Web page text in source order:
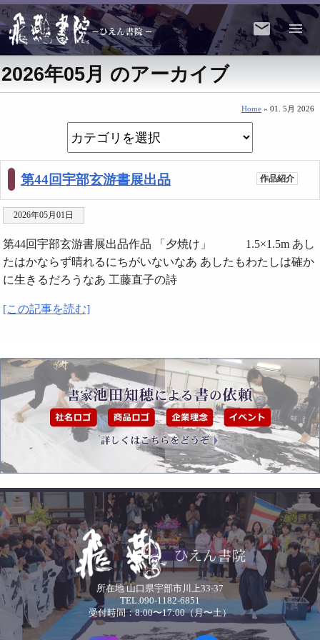
2026年05月 のアーカイブ
Home » 01. 5月 2026
第44回宇部玄游書展出品 作品紹介
2026年05月01日
第44回宇部玄游書展出品作品 「夕焼け」 1.5×1.5m あし
たはかならず晴れるにちがいないなあ あしたもわたしは確か
に生きるだろうなあ 工藤直子の詩
[この記事を読む]
所在地 山口県宇部市川上33-37
TEL.090-1182-6851
受付時間：8:00〜17:00（月〜土）